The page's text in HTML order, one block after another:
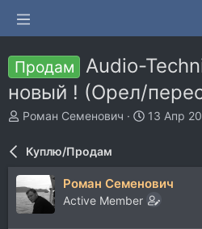
Продам
Audio-
новый ! (Орел/
А
т
р
т
е
Роман Семенович
Д
а
ч
13 Апр
Куплю/Продам
Роман Семенович
Active Member